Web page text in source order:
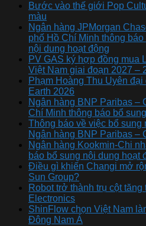
Bước vào thế giới Pop
màu
Ngân hàng JPMorgan
phố Hồ Chí Minh thông
nội dung hoạt động
PV GAS ký hợp đồng mua
Việt Nam giai đoạn 2027 –
Phạm Hoàng Thu Uyên
Earth 2026
Ngân hàng BNP Paribas –
Chí Minh thông báo bổ
Thông báo về việc bổ sung
Ngân hàng BNP Paribas –
Ngân hàng Kookmin-Chi
báo bổ sung nội dung hoạt
Điều gì khiến Changi mở
Sun Group?
Robot trở thành trụ cột
Electronics
ShinFlow chọn Việt Nam
Đông Nam Á